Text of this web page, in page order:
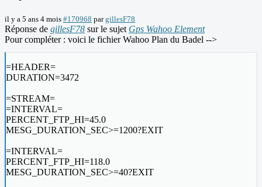
il y a 5 ans 4 mois #170968 pargillesF78
Réponse de gillesF78 sur le sujet Gps Wahoo Element
Pour compléter : voici le fichier Wahoo Plan du Badel -->
=HEADER=
DURATION=3472
=STREAM=
=INTERVAL=
PERCENT_FTP_HI=45.0
MESG_DURATION_SEC>=1200?EXIT
=INTERVAL=
PERCENT_FTP_HI=118.0
MESG_DURATION_SEC>=40?EXIT